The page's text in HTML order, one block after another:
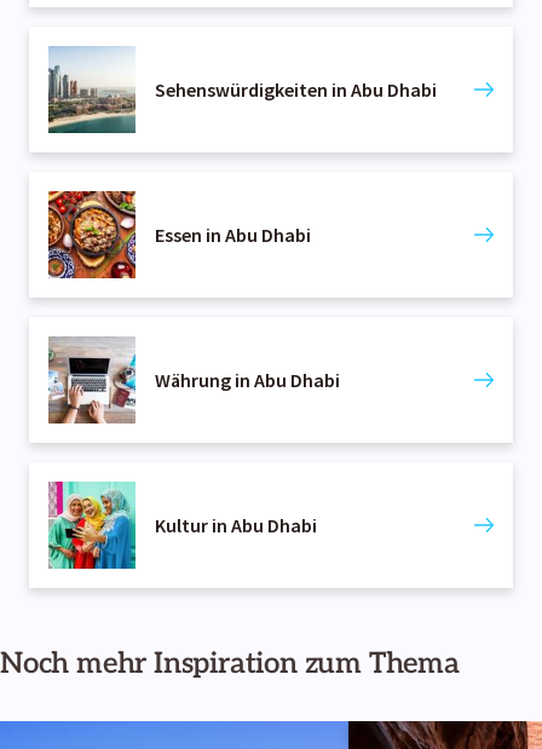
Sehenswürdigkeiten in Abu Dhabi
Essen in Abu Dhabi
Währung in Abu Dhabi
Kultur in Abu Dhabi
Noch mehr Inspiration zum Thema